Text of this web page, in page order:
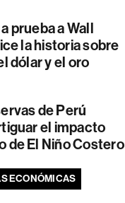
prueba a Wall
la historia sobre
dólar y el oro
de Perú
el impacto
de El Niño Costero
ECONÓMICAS